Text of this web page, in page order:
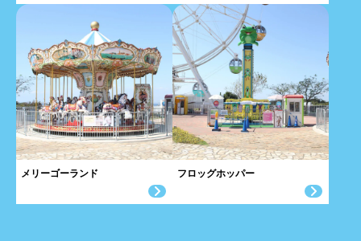
メリーゴーランド フロッグホッパー